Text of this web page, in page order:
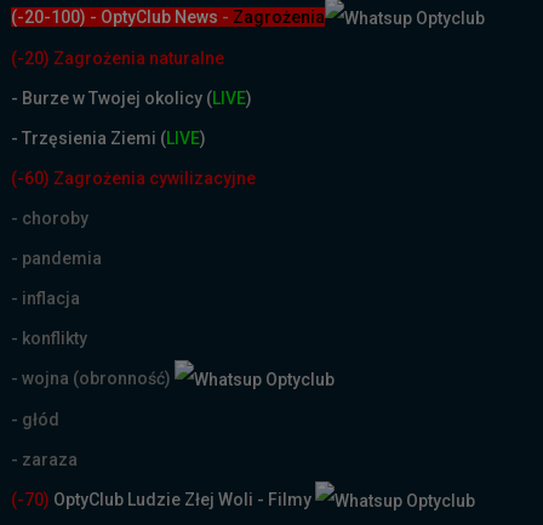
(-20-100) - OptyClub News - Zagrożenia
(-20) Zagrożenia naturalne
- Burze w Twojej okolicy (LIVE)
- Trzęsienia Ziemi (LIVE)
(-60) Zagrożenia cywilizacyjne
- choroby
- pandemia
- inflacja
- konflikty
- wojna (obronność)
- głód
- zaraza
(-70) OptyClub Ludzie Złej Woli - Filmy